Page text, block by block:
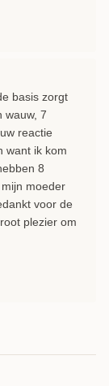
basis zorgt
wauw, 7
reactie
want ik kom
8
moeder
voor de
plezier om